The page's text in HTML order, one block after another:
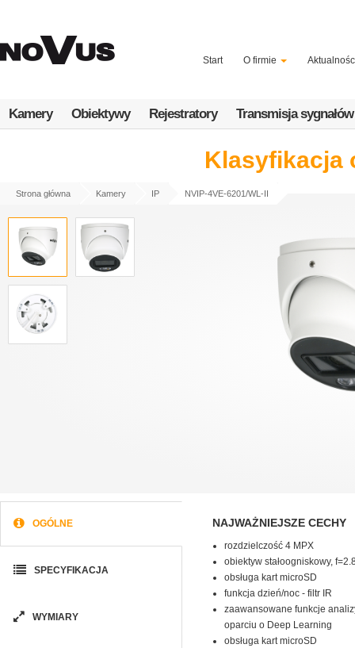
Start
O firmie
Kamery Obiektywy Rejestratory Transmisja sygnałów
Klasyfikacja
Strona główna Kamery IP NVIP-4VE-6201/WL-II
OGÓLNE
SPECYFIKACJA
WYMIARY
NAJWAŻNIEJSZE CECHY
rozdzielczość 4 MPX
obiektyw stałoogniskowy,
obsługa kart microSD
funkcja dzień/noc - filtr IR
zaawansowane funkcje
oparciu o Deep Learning
obsługa kart microSD